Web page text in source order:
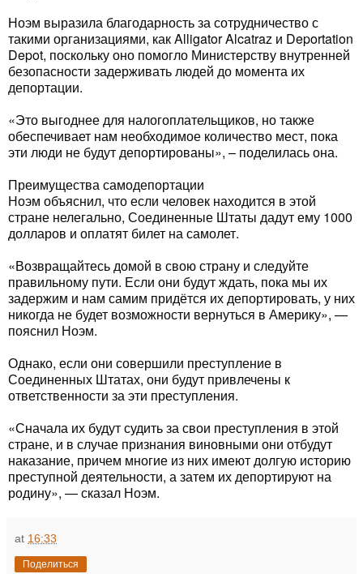
Ноэм выразила благодарность за сотрудничество с
такими организациями, как Alligator Alcatraz и Deportation
Depot, поскольку оно помогло Министерству внутренней
безопасности задерживать людей до момента их
депортации.
«Это выгоднее для налогоплательщиков, но также
обеспечивает нам необходимое количество мест, пока
эти люди не будут депортированы», – поделилась она.
Преимущества самодепортации
Ноэм объяснил, что если человек находится в этой
стране нелегально, Соединенные Штаты дадут ему 1000
долларов и оплатят билет на самолет.
«Возвращайтесь домой в свою страну и следуйте
правильному пути. Если они будут ждать, пока мы их
задержим и нам самим придётся их депортировать, у них
никогда не будет возможности вернуться в Америку», —
пояснил Ноэм.
Однако, если они совершили преступление в
Соединенных Штатах, они будут привлечены к
ответственности за эти преступления.
«Сначала их будут судить за свои преступления в этой
стране, и в случае признания виновными они отбудут
наказание, причем многие из них имеют долгую историю
преступной деятельности, а затем их депортируют на
родину», — сказал Ноэм.
at 16:33
Поделиться